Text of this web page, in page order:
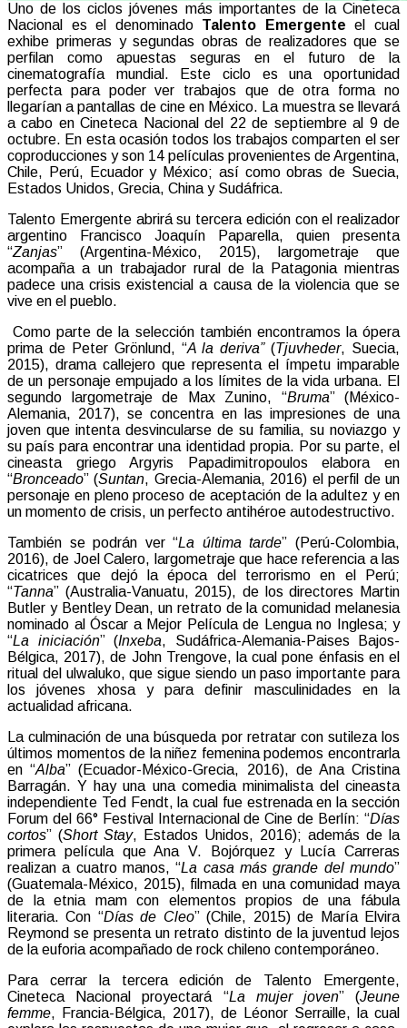
Uno de los ciclos jóvenes más importantes de la Cineteca
Nacional es el denominado Talento Emergente el cual
exhibe primeras y segundas obras de realizadores que se
perfilan como apuestas seguras en el futuro de la
cinematografía mundial. Este ciclo es una oportunidad
perfecta para poder ver trabajos que de otra forma no
llegarían a pantallas de cine en México. La muestra se llevará
a cabo en Cineteca Nacional del 22 de septiembre al 9 de
octubre. En esta ocasión todos los trabajos comparten el ser
coproducciones y son 14 películas provenientes de Argentina,
Chile, Perú, Ecuador y México; así como obras de Suecia,
Estados Unidos, Grecia, China y Sudáfrica.
Talento Emergente abrirá su tercera edición con el realizador
argentino Francisco Joaquín Paparella, quien presenta
“Zanjas” (Argentina-México, 2015), largometraje que
acompaña a un trabajador rural de la Patagonia mientras
padece una crisis existencial a causa de la violencia que se
vive en el pueblo.
Como parte de la selección también encontramos la ópera
prima de Peter Grönlund, “A la deriva”(Tjuvheder, Suecia,
2015), drama callejero que representa el ímpetu imparable
de un personaje empujado a los límites de la vida urbana. El
segundo largometraje de Max Zunino, “Bruma” (México-
Alemania, 2017), se concentra en las impresiones de una
joven que intenta desvincularse de su familia, su noviazgo y
su país para encontrar una identidad propia. Por su parte, el
cineasta griego Argyris Papadimitropoulos elabora en
“Bronceado” (Suntan, Grecia-Alemania, 2016) el perfil de un
personaje en pleno proceso de aceptación de la adultez y en
un momento de crisis, un perfecto antihéroe autodestructivo.
También se podrán ver “La última tarde” (Perú-Colombia,
2016), de Joel Calero, largometraje que hace referencia a las
cicatrices que dejó la época del terrorismo en el Perú;
“Tanna” (Australia-Vanuatu, 2015), de los directores Martin
Butler y Bentley Dean, un retrato de la comunidad melanesia
nominado al Óscar a Mejor Película de Lengua no Inglesa; y
“La iniciación” (Inxeba, Sudáfrica-Alemania-Paises Bajos-
Bélgica, 2017), de John Trengove, la cual pone énfasis en el
ritual del ulwaluko, que sigue siendo un paso importante para
los jóvenes xhosa y para definir masculinidades en la
actualidad africana.
La culminación de una búsqueda por retratar con sutileza los
últimos momentos de la niñez femenina podemos encontrarla
en “Alba” (Ecuador-México-Grecia, 2016), de Ana Cristina
Barragán. Y hay una una comedia minimalista del cineasta
independiente Ted Fendt, la cual fue estrenada en la sección
Forum del 66° Festival Internacional de Cine de Berlín: “Días
cortos” (Short Stay, Estados Unidos, 2016); además de la
primera película que Ana V. Bojórquez y Lucía Carreras
realizan a cuatro manos, “La casa más grande del mundo”
(Guatemala-México, 2015), filmada en una comunidad maya
de la etnia mam con elementos propios de una fábula
literaria. Con “Días de Cleo” (Chile, 2015) de María Elvira
Reymond se presenta un retrato distinto de la juventud lejos
de la euforia acompañado de rock chileno contemporáneo.
Para cerrar la tercera edición de Talento Emergente,
Cineteca Nacional proyectará “La mujer joven” (Jeune
femme, Francia-Bélgica, 2017), de Léonor Serraille, la cual